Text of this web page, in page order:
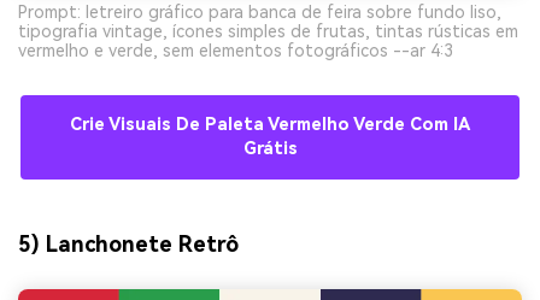
Prompt: letreiro gráfico para banca de feira sobre fundo liso,
tipografia vintage, ícones simples de frutas, tintas rústicas em
vermelho e verde, sem elementos fotográficos --ar 4:3
Crie Visuais De Paleta Vermelho Verde Com IA
Grátis
5) Lanchonete Retrô